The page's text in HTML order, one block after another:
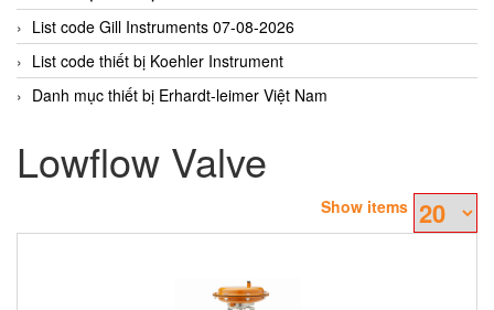
List code Gill Instruments 07-08-2026
List code thiết bị Koehler Instrument
Danh mục thiết bị Erhardt-leimer Việt Nam
Lowflow Valve
Show items